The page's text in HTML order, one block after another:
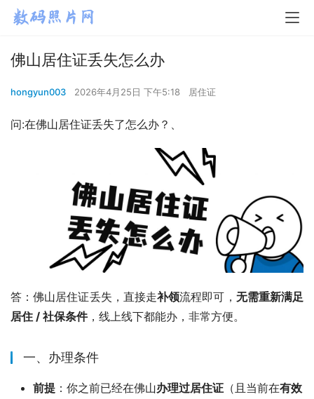
佛山居住证丢失怎么办
hongyun003 2026年4月25日 下午5:18 居住证
问:在佛山居住证丢失了怎么办？、
答：佛山居住证丢失，直接走补领流程即可， 无需重新满足
居住 / 社保条件，线上线下都能办，非常方便。
一、办理条件
前提 ：你之前已经在佛山办理过居住证 （且当前在有效